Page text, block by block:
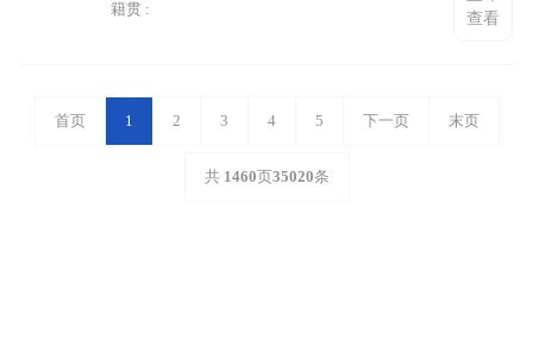
籍贯 :
查看
首页 1 2 3 4 5 下一页 末页
共 1460页35020条